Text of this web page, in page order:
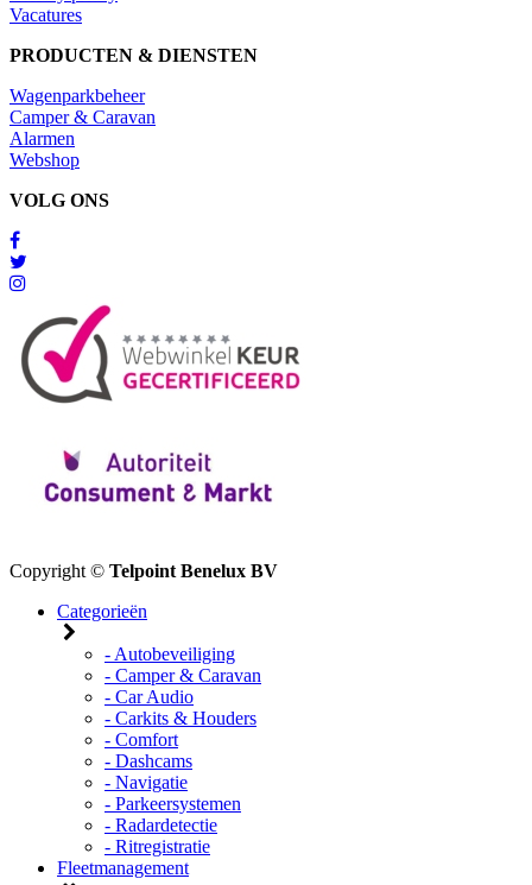
Vacatures
PRODUCTEN & DIENSTEN
Wagenparkbeheer
Camper & Caravan
Alarmen
Webshop
VOLG ONS
Copyright © Telpoint Benelux BV
Categorieën
- Autobeveiliging
- Camper & Caravan
- Car Audio
- Carkits & Houders
- Comfort
- Dashcams
- Navigatie
- Parkeersystemen
- Radardetectie
- Ritregistratie
Fleetmanagement